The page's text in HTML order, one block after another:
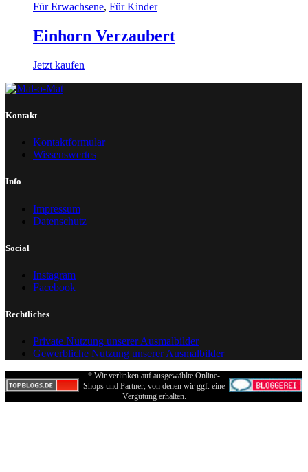
Für Erwachsene, Für Kinder
Einhorn Verzaubert
Jetzt kaufen
Kontakt
Kontaktformular
Wissenswertes
Info
Impressum
Datenschutz
Social
Instagram
Facebook
Rechtliches
Private Nutzung unserer Ausmalbilder
Gewerbliche Nutzung unserer Ausmalbilder
* Wir verlinken auf ausgewählte Online-
Shops und Partner, von denen wir ggf. eine
Vergütung erhalten.